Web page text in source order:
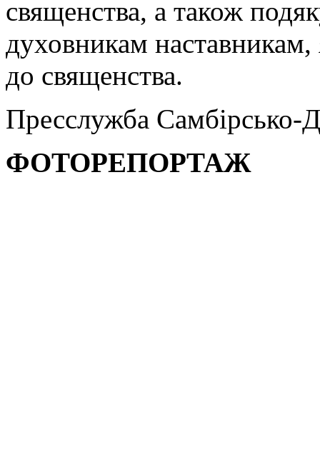
священства, а також
духовникам наставникам,
до священства.
Пресслужба Самбірсько-
ФОТОРЕПОРТАЖ